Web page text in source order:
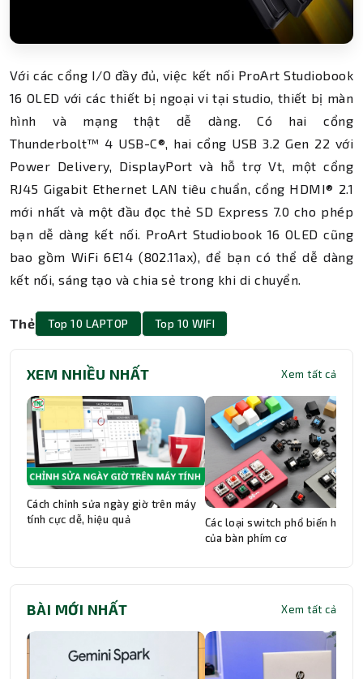
Với các cổng I/O đầy đủ, việc kết nối ProArt Studiobook
16 OLED với các thiết bị ngoại vi tại studio, thiết bị màn
hình và mạng thật dễ dàng. Có hai cổng
Thunderbolt™ 4 USB-C®, hai cổng USB 3.2 Gen 22 với
Power Delivery, DisplayPort và hỗ trợ Vt, một cổng
RJ45 Gigabit Ethernet LAN tiêu chuẩn, cổng HDMI® 2.1
mới nhất và một đầu đọc thẻ SD Express 7.0 cho phép
bạn dễ dàng kết nối. ProArt Studiobook 16 OLED cũng
bao gồm WiFi 6E14 (802.11ax), để bạn có thể dễ dàng
kết nối, sáng tạo và chia sẻ trong khi di chuyển.
Thẻ Top 10 LAPTOP Top 10 WIFI
XEM NHIỀU NHẤT Xem tất cả
Cách chỉnh sửa ngày giờ trên máy
tính cực dễ, hiệu quả
Các loại switch phổ biến hiện
của bàn phím cơ
BÀI MỚI NHẤT Xem tất cả